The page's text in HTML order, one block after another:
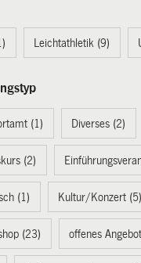
Leichtathletik (9)
(1) Diverses (2)
(2)
(1) Kultur/Konzert (5)
(23) offenes